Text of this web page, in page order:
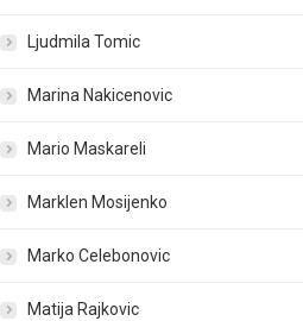
Ljudmila Tomic
Marina Nakicenovic
Mario Maskareli
Marklen Mosijenko
Marko Celebonovic
Matija Rajkovic